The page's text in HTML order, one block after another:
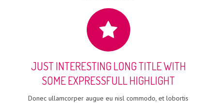
JUST INTERESTING LONG TITLE WITH
SOME EXPRESSFULL HIGHLIGHT
Donec ullamcorper augue eu nisl commodo, et lobortis